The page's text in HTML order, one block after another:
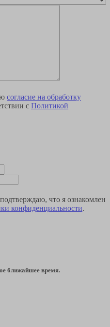
согласие на обработку
с Политикой
что я ознакомлен
конфиденциальности.
ближайшее время.